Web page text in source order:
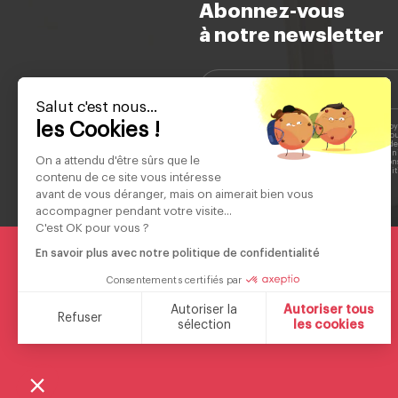
Abonnez-vous
à notre newsletter
Votre adresse e-mail est collectée afin de vous
informations sur nos nouveautés et nos services.
désinscrire à tout moment en cliquant sur le lien
chaque e-mail. Pour plus d'informations sur la
données personnelles et sur vos droits, veuillez
href="https://www.schneiderconsumer.com/fr/
confidentialite/">politique de confidentialité.
Marque française fondée en 1934
Salut c'est nous...
les Cookies !
On a attendu d'être sûrs que le
contenu de ce site vous intéresse
avant de vous déranger, mais on aimerait bien vous
accompagner pendant votre visite...
C'est OK pour vous ?
En savoir plus avec notre politique de confidentialité
Consentements certifiés par
Refuser
Autoriser la
sélection
Autoriser tous
les cookies
Notre plateforme vous permet d'adapter et de gérer vos